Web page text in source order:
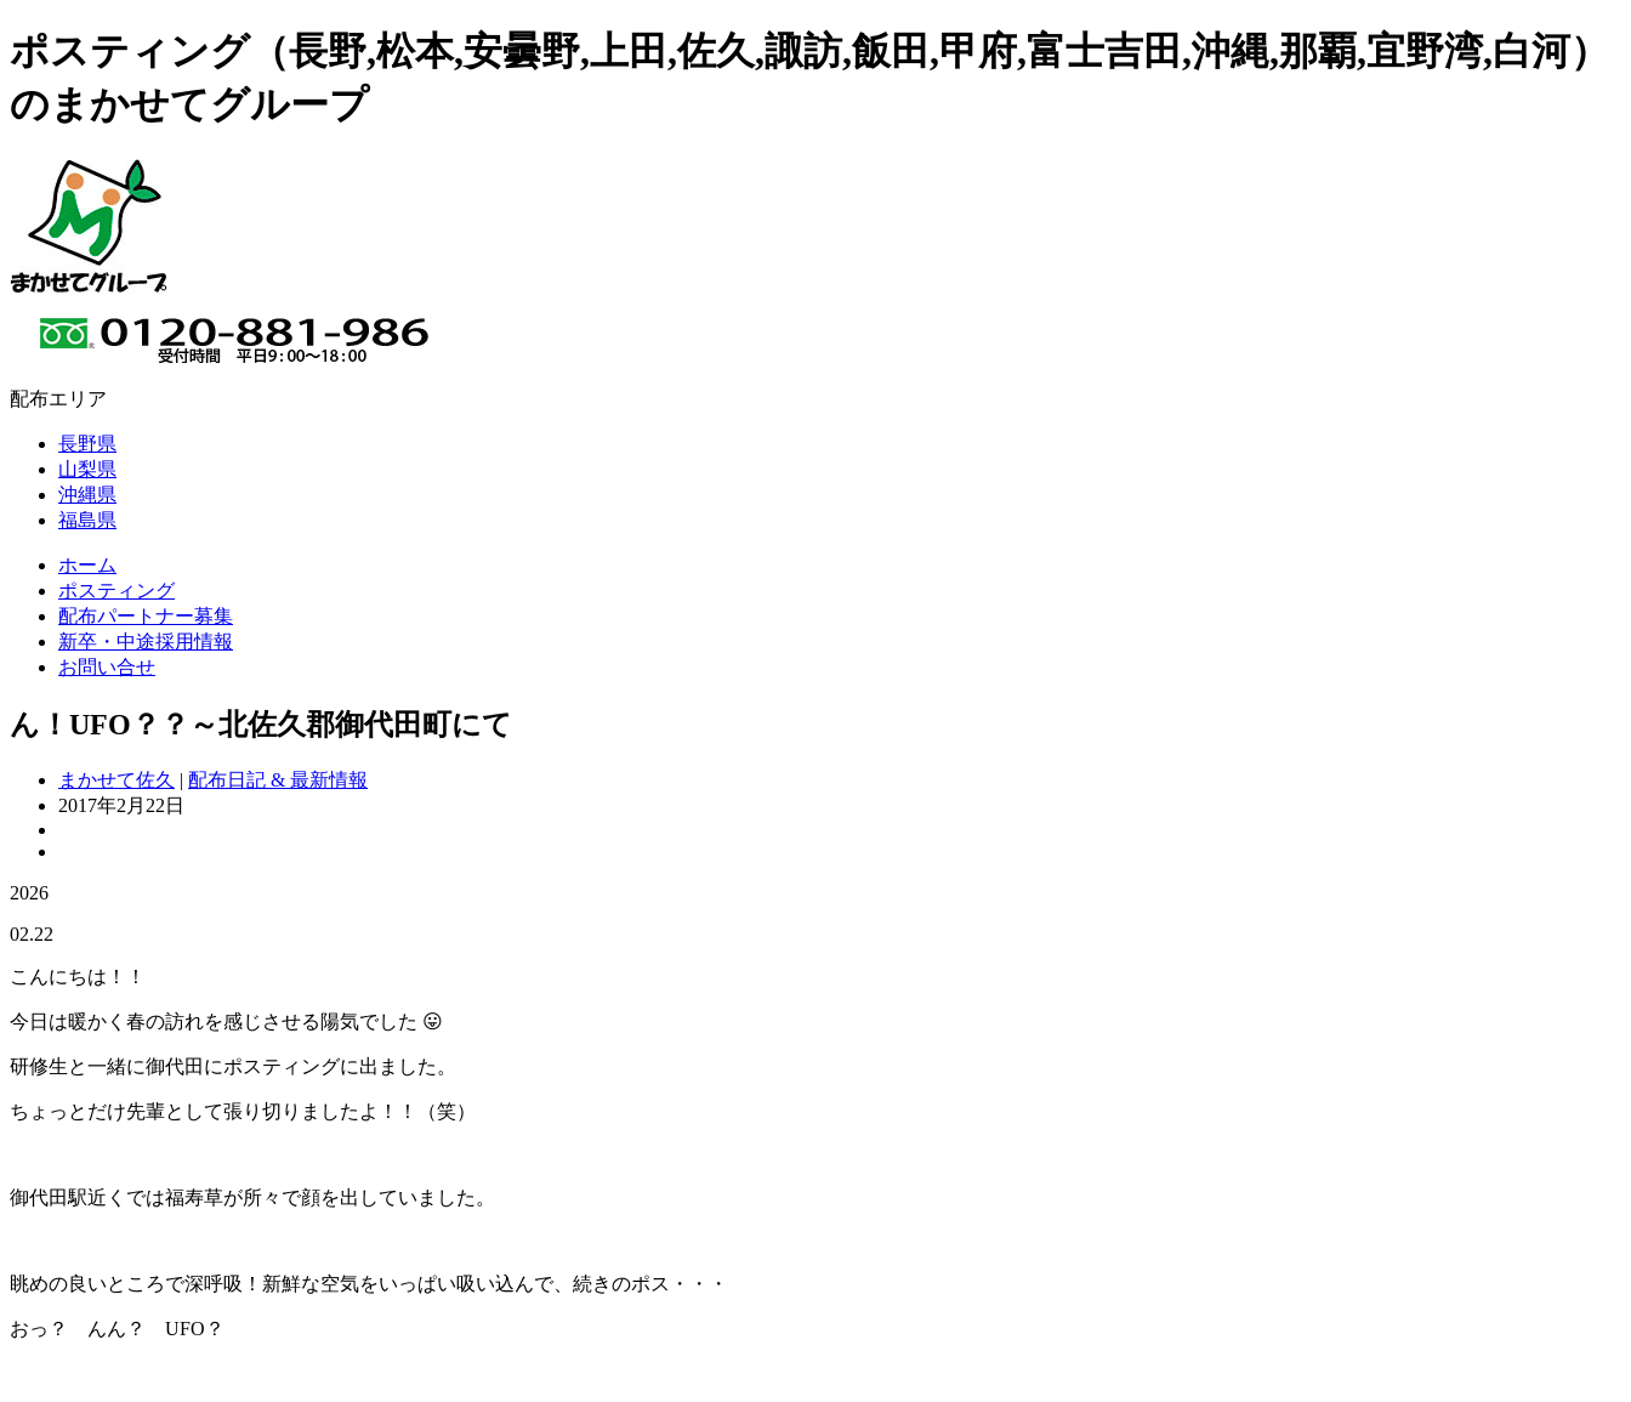
ポスティング（長野,松本,安曇野,上田,佐久,諏訪,飯田,甲府,富士吉田,沖縄,那覇,宜野湾,白河）
のまかせてグループ
配布エリア
長野県
山梨県
沖縄県
福島県
ホーム
ポスティング
配布パートナー募集
新卒・中途採用情報
お問い合せ
ん！UFO？？～北佐久郡御代田町にて
まかせて佐久 | 配布日記 & 最新情報
2017年2月22日
2026
02.22
こんにちは！！
今日は暖かく春の訪れを感じさせる陽気でした 😛
研修生と一緒に御代田にポスティングに出ました。
ちょっとだけ先輩として張り切りましたよ！！（笑）
御代田駅近くでは福寿草が所々で顔を出していました。
眺めの良いところで深呼吸！新鮮な空気をいっぱい吸い込んで、続きのポス・・・
おっ？ んん？ UFO？